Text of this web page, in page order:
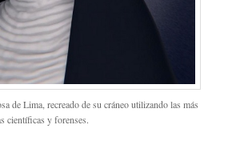
de Lima, recreado de su cráneo utilizando las más
científicas y forenses.